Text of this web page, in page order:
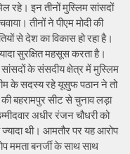
रहे। इन तीनों मुस्लिम सांसदों
तीनों ने पीएम मोदी की
से देश का विकास हो रहा है।
सुरक्षित महसूस करता है।
के संसदीय क्षेत्र में मुस्लिम
के सदस्य रहे यूसुफ पठान ने तो
बहरामपुर सीट से चुनाव लड़ा
अधीर रंजन चौधरी को
थी। आमतौर पर यह आरोप
ममता बनर्जी के साथ साथ